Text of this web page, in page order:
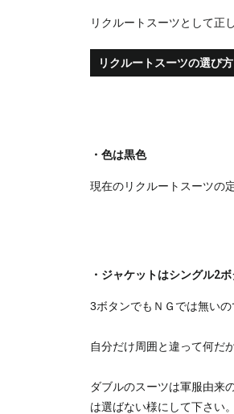
リクルートスーツとして正
リクルートスーツの選び方
・色は黒色
現在のリクルートスーツの
・ジャケットはシングル2
3ボタンでもＮＧでは無い
自分だけ周囲と違って何だ
ダブルのスーツは軍服由来
は選ばない様にして下さい。